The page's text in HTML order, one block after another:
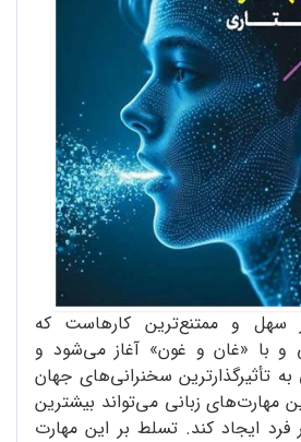
و ممتنع‌ترین کارهاست که
و با «غان و غون» آغاز می‌شود و
تأثیرگذارترین سخنرانی‌های جهان
مهارت‌های زبانی می‌تواند بیشترین
ایجاد کند. تسلط بر این مهارت